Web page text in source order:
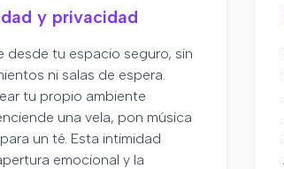
y privacidad
desde tu espacio seguro, sin
ni salas de espera.
tu propio ambiente
una vela, pon música
un té. Esta intimidad
emocional y la